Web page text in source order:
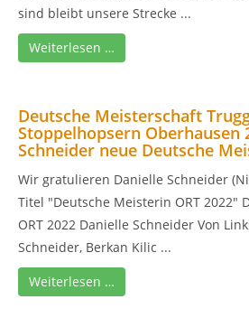
sind bleibt unsere Strecke ...
Weiterlesen …
Deutsche Meisterschaft
Stoppelhopsern Oberhausen
Schneider neue Deutsche
Wir gratulieren Danielle Schneider
Titel "Deutsche Meisterin ORT 2022"
ORT 2022 Danielle Schneider Von
Schneider, Berkan Kilic ...
Weiterlesen …